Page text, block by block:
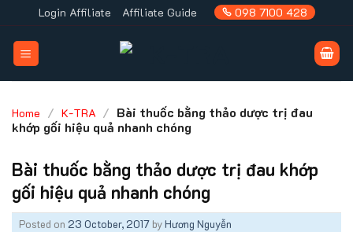
to
content
Login Affiliate Affiliate Guide 098 7100 428
Home / K-TRA / Bài thuốc bằng thảo dược trị đau
khớp gối hiệu quả nhanh chóng
Bài thuốc bằng thảo dược trị đau khớp
gối hiệu quả nhanh chóng
Posted on 23 October, 2017 byHương Nguyễn